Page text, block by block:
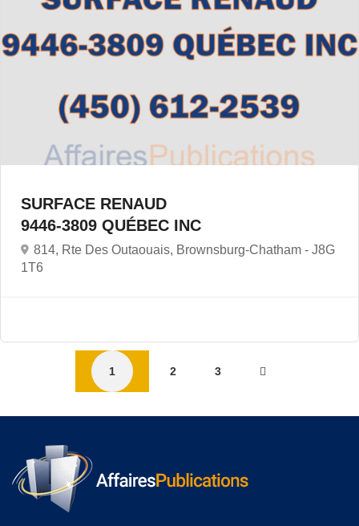
SURFACE RENAUD
9446-3809 QUÉBEC INC
814, Rte Des Outaouais, Brownsburg-Chatham - J8G
1T6
1 2 3